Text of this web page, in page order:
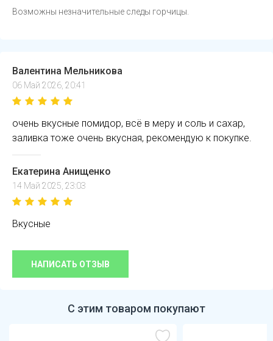
Возможны незначительные следы горчицы.
Валентина Мельникова
06 Май 2026, 20:41
очень вкусные помидор, всё в меру и соль и сахар,
заливка тоже очень вкусная, рекомендую к покупке.
Екатерина Анищенко
14 Май 2025, 23:03
Вкусные
НАПИСАТЬ ОТЗЫВ
С этим товаром покупают